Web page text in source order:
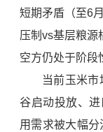
短期矛盾（至6
压制vs基层粮源
空方仍处于阶段
当前玉米
谷启动投放、进
用需求被大幅